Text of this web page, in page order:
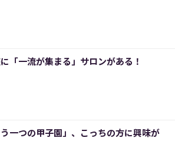
「一流が集まる」サロンがある！
う一つの甲子園」、こっちの方に興味が